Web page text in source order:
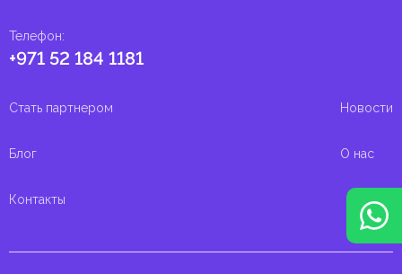
Телефон:
+971 52 184 1181
Стать партнером Новости
Блог О нас
Контакты